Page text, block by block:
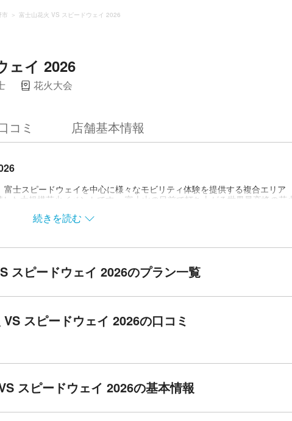
市 富士山花火 VS スピードウェイ 2026
ェイ 2026
花火大会
コミ 店舗基本情報
富士スピードウェイを中心に様々なモビリティ体験を提供する複合エリア
た大規模花火イベントです。 富士山の目前で打ち上がる世界最高峰の花火
”となります。山頂の雪が映える春の富士山、春の訪れを告げる桜の息吹と
をご確認の上、ご購入ください。
続きを読む
スピードウェイ 2026のプラン一覧
スピードウェイ 2026の口コミ
スピードウェイ 2026の基本情報